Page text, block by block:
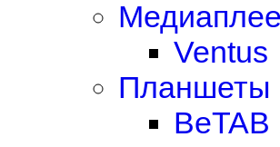
Ventus
Планшеты
BeTAB